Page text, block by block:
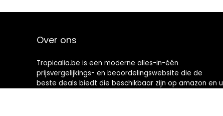
Over ons
Tropicalia.be is een moderne alles-in-één
prijsvergelijkings- en beoordelingswebsite die de
beste deals biedt die beschikbaar zijn op amazon en u